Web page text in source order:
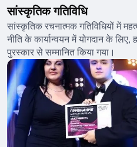
सांस्कृतिक गतिविधि
सांस्कृतिक रचनात्मक गतिविधियों में
नीति के कार्यान्वयन में योगदान के
पुरस्कार से सम्मानित किया गया।